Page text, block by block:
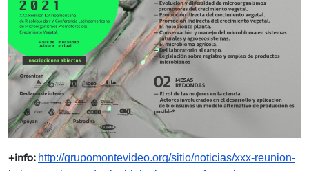
+info: http://grupomontevideo.org/sitio/noticias/xxx-reunion-